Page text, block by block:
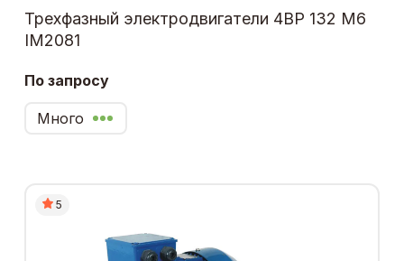
Трехфазный электродвигатели 4ВР 132 М6
IM2081
По запросу
Много
5